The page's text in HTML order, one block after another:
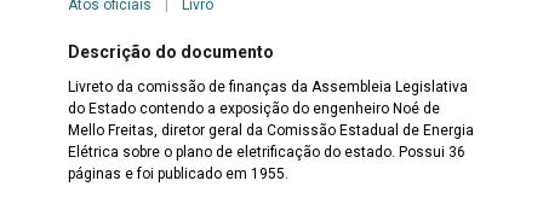
Atos oficiais Livro
Descrição do documento
Livreto da comissão de finanças da Assembleia Legislativa
do Estado contendo a exposição do engenheiro Noé de
Mello Freitas, diretor geral da Comissão Estadual de Energia
Elétrica sobre o plano de eletrificação do estado. Possui 36
páginas e foi publicado em 1955.